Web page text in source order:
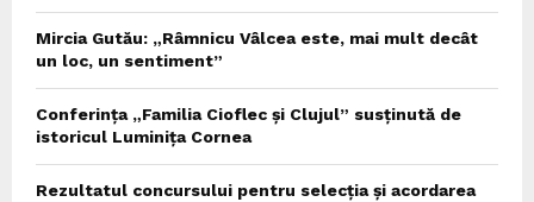
Mircia Gutău: „Râmnicu Vâlcea este, mai mult decât
un loc, un sentiment”
Conferința „Familia Cioflec și Clujul” susținută de
istoricul Luminița Cornea
Rezultatul concursului pentru selecția și acordarea